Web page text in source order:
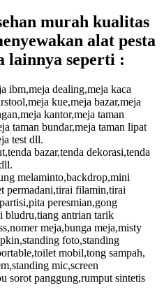
murah kualitas
alat pesta
lainnya seperti :
ibm,meja dealing,meja kaca
kue,meja bazar,meja
kantor,meja taman
taman bundar,meja taman lipat
test dll.
bazar,tenda dekorasi,tenda
melaminto,backdrop,mini
permadani,tirai filamin,tirai
peresmian,gong
bludru,tiang antrian tarik
meja,bunga meja,misty
foto,standing
mobil,tong sampah,
mic,screen
sorot panggung,rumput sintetis